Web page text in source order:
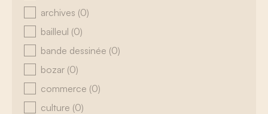
archives (0)
bailleul (0)
bande dessinée (0)
bozar (0)
commerce (0)
culture (0)